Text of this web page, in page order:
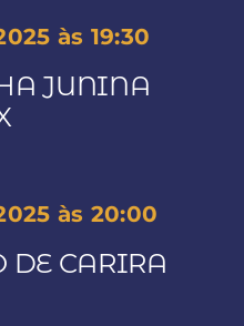
JUNINA
às 19:30
DE CARIRA
às 20:00